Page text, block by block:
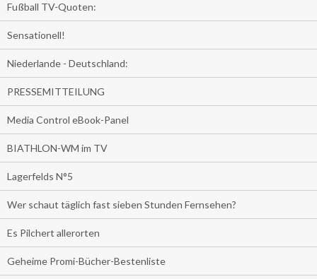
Fußball TV-Quoten:
Sensationell!
Niederlande - Deutschland:
PRESSEMITTEILUNG
Media Control eBook-Panel
BIATHLON-WM im TV
Lagerfelds N°5
Wer schaut täglich fast sieben Stunden Fernsehen?
Es Pilchert allerorten
Geheime Promi-Bücher-Bestenliste